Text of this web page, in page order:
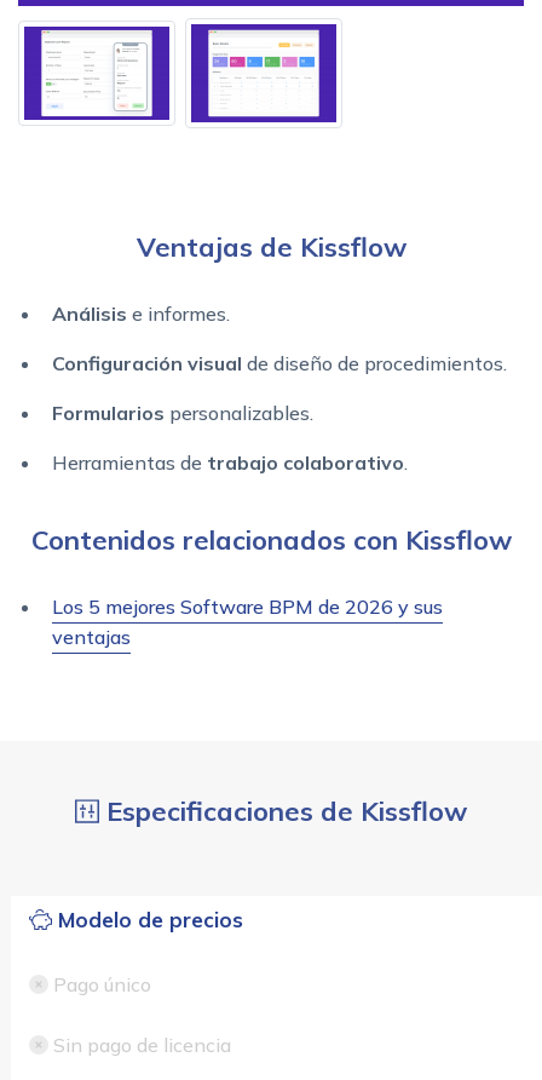
Ventajas de Kissflow
Análisis e informes.
Configuración visual de diseño de procedimientos.
Formularios personalizables.
Herramientas de trabajo colaborativo
Contenidos relacionados con Kissflow
Los 5 mejores Software BPM de 2026 y sus
ventajas
Especificaciones de Kissflow
Modelo de precios
Pago único
Sin pago de licencia